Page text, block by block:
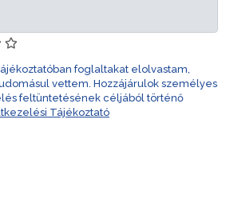
foglaltakat elolvastam,
vettem. Hozzájárulok személyes
feltüntetésének céljából történő
Tájékoztató